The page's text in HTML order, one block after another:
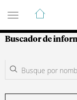
Guía de
Buscador de